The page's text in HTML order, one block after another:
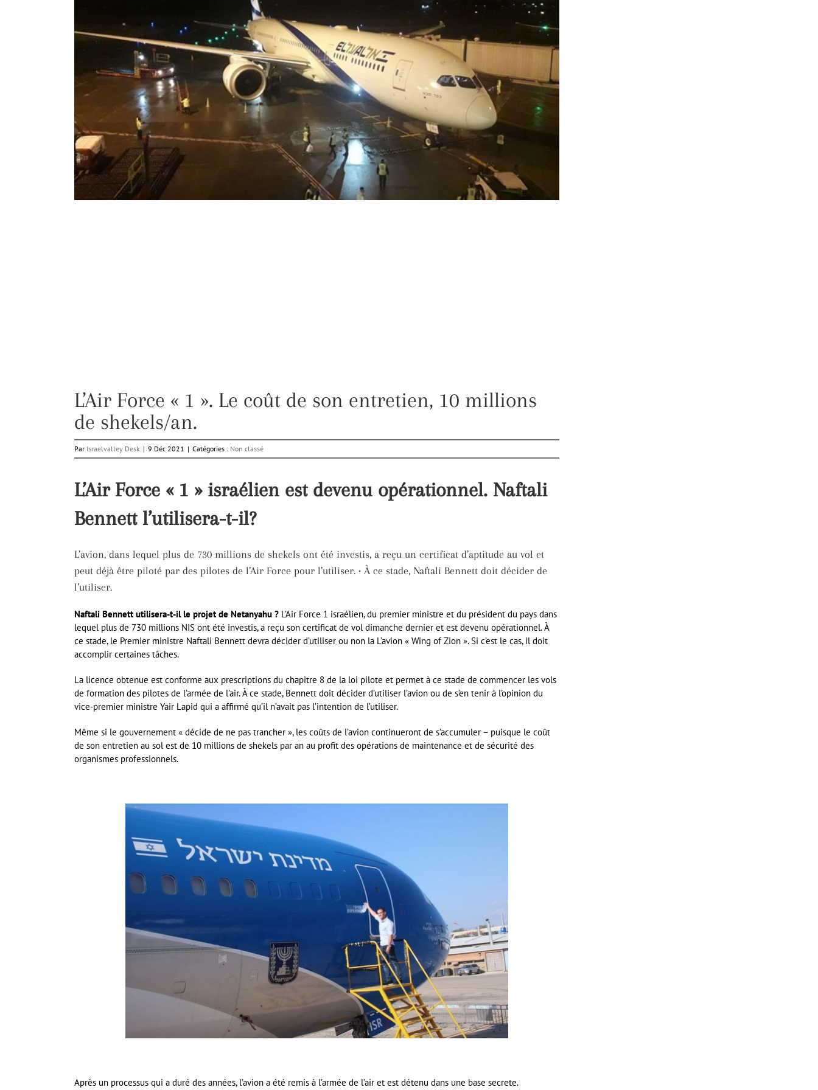
L’Air Force « 1 ». Le coût de son entretien, 10 millions
de shekels/an.
Par Israelvalley Desk | 9 Déc 2021 | Catégories : Non classé
L’Air Force « 1 » israélien est devenu opérationnel. Naftali
Bennett l’utilisera-t-il?
L’avion, dans lequel plus de 730 millions de shekels ont été investis, a reçu un certificat d’aptitude au vol et
peut déjà être piloté par des pilotes de l’Air Force pour l’utiliser. • À ce stade, Naftali Bennett doit décider de
l’utiliser.
Naftali Bennett utilisera-t-il le projet de Netanyahu ? L’Air Force 1 israélien, du premier ministre et du président du pays dans
lequel plus de 730 millions NIS ont été investis, a reçu son certificat de vol dimanche dernier et est devenu opérationnel. À
ce stade, le Premier ministre Naftali Bennett devra décider d’utiliser ou non la L’avion « Wing of Zion ». Si c’est le cas, il doit
accomplir certaines tâches.
La licence obtenue est conforme aux prescriptions du chapitre 8 de la loi pilote et permet à ce stade de commencer les vols
de formation des pilotes de l’armée de l’air. À ce stade, Bennett doit décider d’utiliser l’avion ou de s’en tenir à l’opinion du
vice-premier ministre Yair Lapid qui a affirmé qu’il n’avait pas l’intention de l’utiliser.
Même si le gouvernement « décide de ne pas trancher », les coûts de l’avion continueront de s’accumuler – puisque le coût
de son entretien au sol est de 10 millions de shekels par an au profit des opérations de maintenance et de sécurité des
organismes professionnels.
Après un processus qui a duré des années, l’avion a été remis à l’armée de l’air et est détenu dans une base secrete.